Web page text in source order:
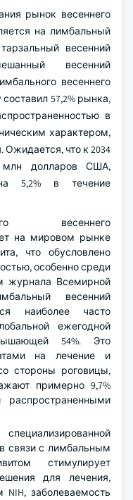
рынок весеннего
на лимбальный
весенний
весенний
весеннего
57,2% рынка,
в
характером,
что к 2034
млн долларов США,
5,2% в течение
весеннего
на мировом рынке
что обусловлено
особенно среди
Всемирной
весенний
наиболее часто
ежегодной
54%. Это
на лечение и
стороны роговицы,
примерно 9,7%
связи с лимбальным
стимулирует
для лечения,
заболеваемость